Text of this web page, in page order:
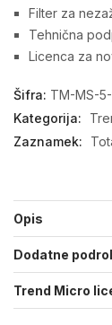
Filter za
Tehnična
Licenca za
Šifra: TM-MS-5-
Kategorija:
Zaznamek:
Opis
Dodatne
Trend Micro